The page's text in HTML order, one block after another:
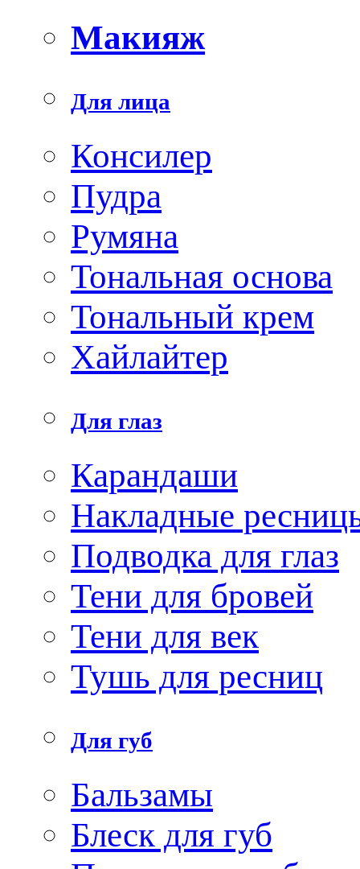
Макияж
Для лица
Консилер
Пудра
Румяна
Тональная основа
Тональный крем
Хайлайтер
Для глаз
Карандаши
Накладные
Подводка для глаз
Тени для бровей
Тени для век
Тушь для ресниц
Для губ
Бальзамы
Блеск для губ